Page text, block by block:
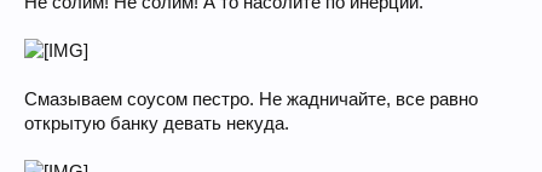
Смазываем соусом пестро. Не жадничайте, все равно
открытую банку девать некуда.